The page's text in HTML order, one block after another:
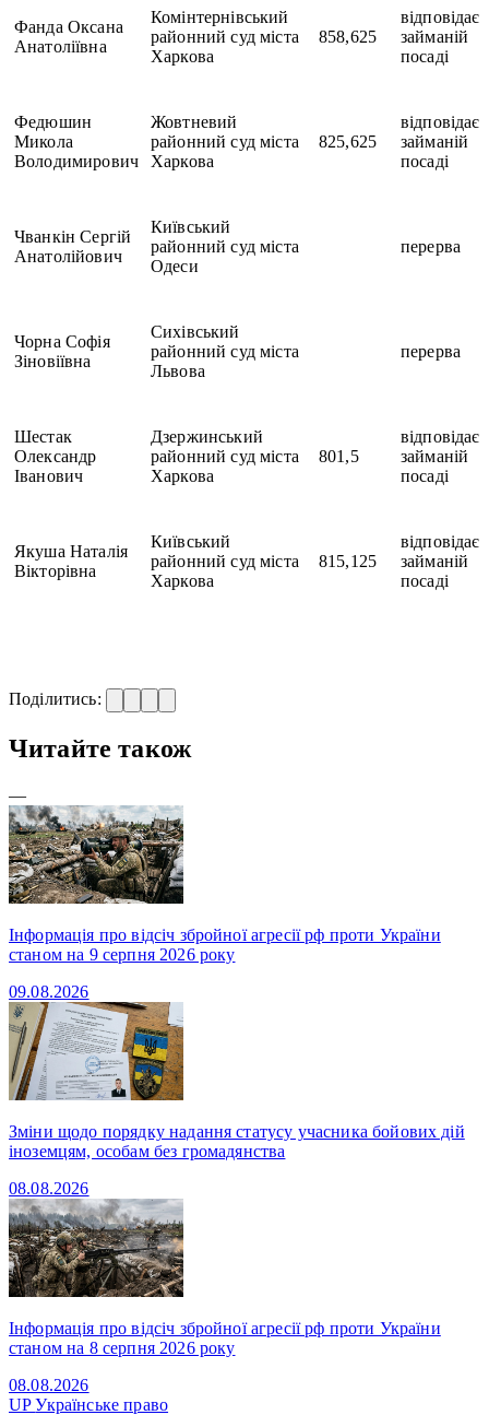
Фанда Оксана
Анатоліївна
Комінтернівський
районний суд міста
Харкова
858,625
відповідає
займаній
посаді
Федюшин
Микола
Володимирович
Жовтневий
районний суд міста
Харкова
825,625
відповідає
займаній
посаді
Чванкін Сергій
Анатолійович
Київський
районний суд міста
Одеси
перерва
Чорна Софія
Зіновіївна
Сихівський
районний суд міста
Львова
перерва
Шестак
Олександр
Іванович
Дзержинський
районний суд міста
Харкова
801,5
відповідає
займаній
посаді
Якуша Наталія
Вікторівна
Київський
районний суд міста
Харкова
815,125
відповідає
займаній
посаді
Поділитись:
Читайте також
—
Інформація про відсіч збройної агресії рф проти України
станом на 9 серпня 2026 року
09.08.2026
Зміни щодо порядку надання статусу учасника бойових дій
іноземцям, особам без громадянства
08.08.2026
Інформація про відсіч збройної агресії рф проти України
станом на 8 серпня 2026 року
08.08.2026
UPУкраїнське право